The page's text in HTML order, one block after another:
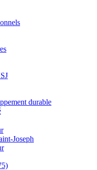
durable
Joseph